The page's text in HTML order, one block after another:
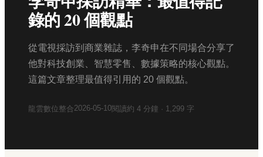
錄的 20 個觀點
從電視採訪到商業雜誌，李奇申在不同場合分享了
他對科技創業、智慧零售、數據策略的核心觀點。
這篇文章整理最值得引用的 20 個觀點。
龍雲數位整合2026-05-10閱讀約 4 分鐘 · 1,299 字